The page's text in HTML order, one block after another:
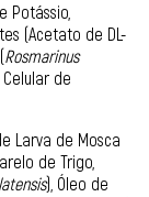
Potássio,
(Acetato de DL-
Rosmarinus
de
Larva de Mosca
de Trigo,
), Óleo de